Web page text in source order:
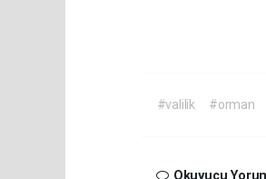
#valilik #orman